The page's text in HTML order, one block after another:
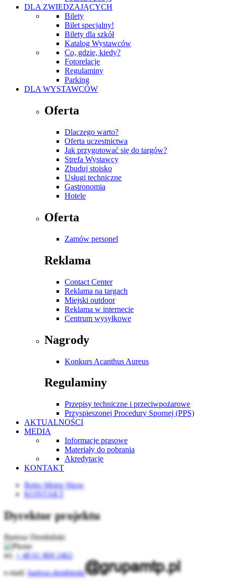
DLA ZWIEDZAJĄCYCH
Bilety
Bilet specjalny!
Bilety dla szkół
Katalog Wystawców
Co, gdzie, kiedy?
Fotorelacje
Regulaminy
Parking
DLA WYSTAWCÓW
Oferta
Dlaczego warto?
Oferta uczestnictwa
Jak przygotować się do targów?
Strefa Wystawcy
Zbuduj stoisko
Usługi techniczne
Gastronomia
Hotele
Oferta
Zamów personel
Reklama
Contact Center
Reklama na targach
Miejski outdoor
Reklama w internecie
Centrum wysyłkowe
Nagrody
Konkurs Acanthus Aureus
Regulaminy
Przepisy techniczne i przeciwpożarowe
Przyspieszonej Procedury Spornej (PPS)
AKTUALNOŚCI
MEDIA
Informacje prasowe
Materiały do pobrania
Akredytacje
KONTAKT
Retro Motor Show
KONTAKT
Dyrektor projektu
Bartosz Dembiński
tel.
+ 48 61 869 2462
e-mail. bartosz.dembinski